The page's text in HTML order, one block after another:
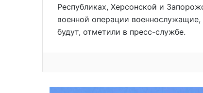
Республиках, Херсонской и
военной операции
будут, отметили в пресс-службе.